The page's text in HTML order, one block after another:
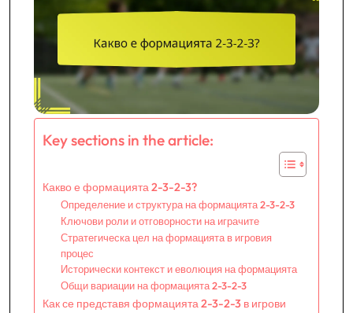
Key sections in the article:
Какво е формацията 2-3-2-3?
Определение и структура на формацията 2-3-2-3
Ключови роли и отговорности на играчите
Стратегическа цел на формацията в игровия
процес
Исторически контекст и еволюция на формацията
Общи вариации на формацията 2-3-2-3
Как се представя формацията 2-3-2-3 в игрови